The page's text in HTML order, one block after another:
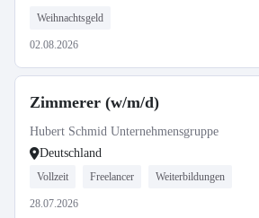
Weihnachtsgeld
02.08.2026
Zimmerer (w/m/d)
Hubert Schmid Unternehmensgruppe
Deutschland
Vollzeit Freelancer Weiterbildungen
28.07.2026